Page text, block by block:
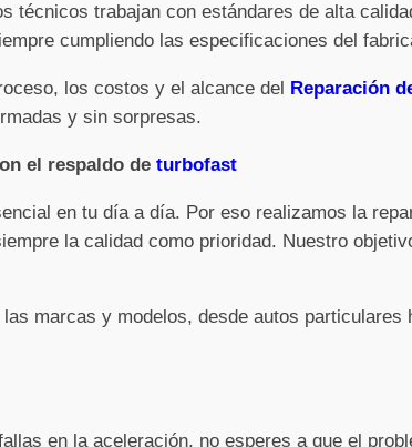
técnicos trabajan con estándares de alta
cumpliendo las especificaciones del
los costos y el alcance del Reparación
y sin sorpresas.
el respaldo de turbofast
en tu día a día. Por eso realizamos la
la calidad como prioridad. Nuestro
marcas y modelos, desde autos
en la aceleración, no esperes a que el